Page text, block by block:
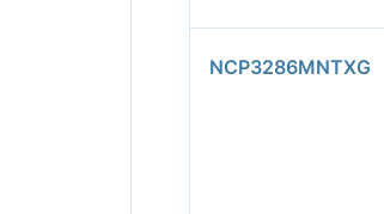
NCP3286MNTXG